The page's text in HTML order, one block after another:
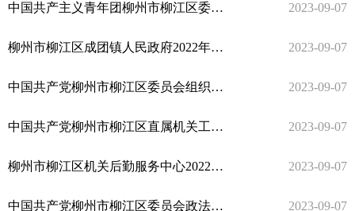
中国共产主义青年团柳州市柳江区委员会2022年度部门决算 2023-09-07
柳州市柳江区成团镇人民政府2022年度部门决算 2023-09-07
中国共产党柳州市柳江区委员会组织部2022年度部门决算 2023-09-07
中国共产党柳州市柳江区直属机关工作委员会2022年度部门决算 2023-09-07
柳州市柳江区机关后勤服务中心2022年度部门决算 2023-09-07
中国共产党柳州市柳江区委员会政法委员会2022年度部门决算 2023-09-07